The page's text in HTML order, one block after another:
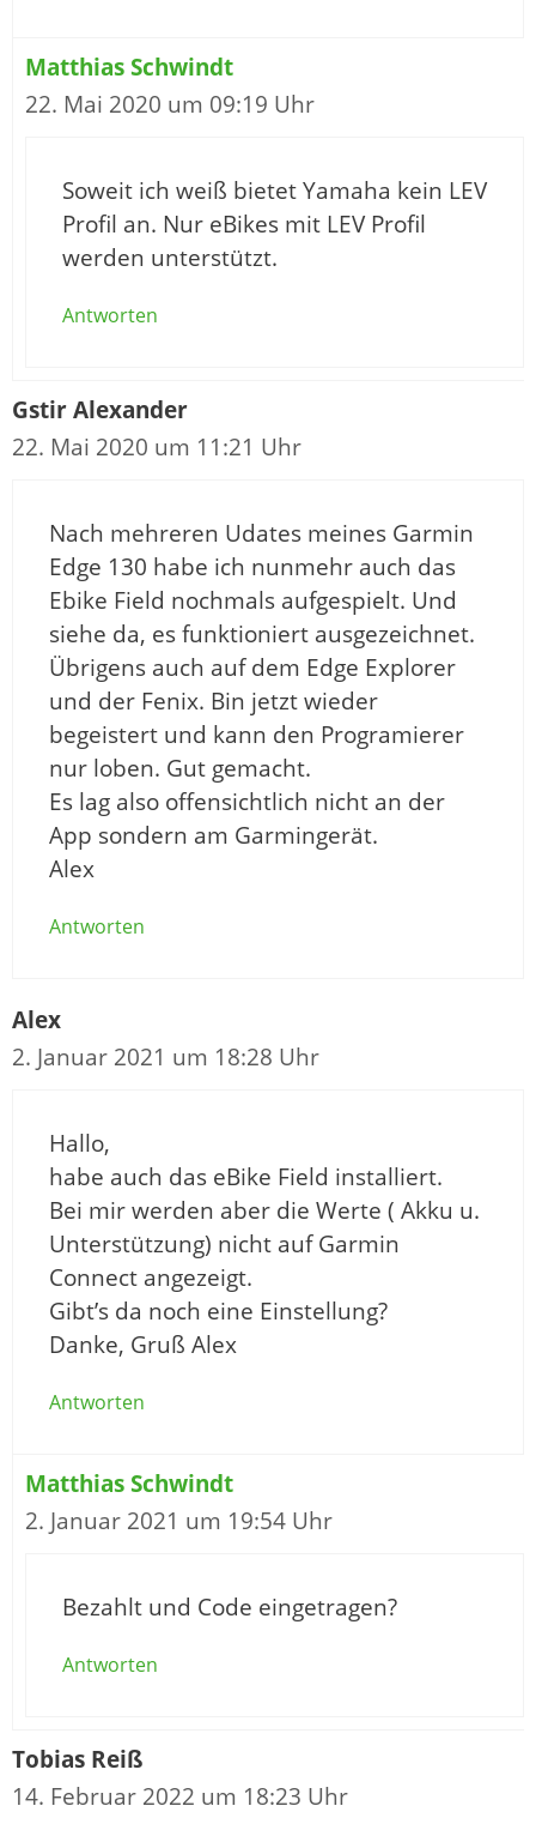
Matthias Schwindt
22. Mai 2020 um 09:19 Uhr
Soweit ich weiß bietet Yamaha kein LEV
Profil an. Nur eBikes mit LEV Profil
werden unterstützt.
Antworten
Gstir Alexander
22. Mai 2020 um 11:21 Uhr
Nach mehreren Udates meines Garmin
Edge 130 habe ich nunmehr auch das
Ebike Field nochmals aufgespielt. Und
siehe da, es funktioniert ausgezeichnet.
Übrigens auch auf dem Edge Explorer
und der Fenix. Bin jetzt wieder
begeistert und kann den Programierer
nur loben. Gut gemacht.
Es lag also offensichtlich nicht an der
App sondern am Garmingerät.
Alex
Antworten
Alex
2. Januar 2021 um 18:28 Uhr
Hallo,
habe auch das eBike Field installiert.
Bei mir werden aber die Werte ( Akku u.
Unterstützung) nicht auf Garmin
Connect angezeigt.
Gibt’s da noch eine Einstellung?
Danke, Gruß Alex
Antworten
Matthias Schwindt
2. Januar 2021 um 19:54 Uhr
Bezahlt und Code eingetragen?
Antworten
Tobias Reiß
14. Februar 2022 um 18:23 Uhr